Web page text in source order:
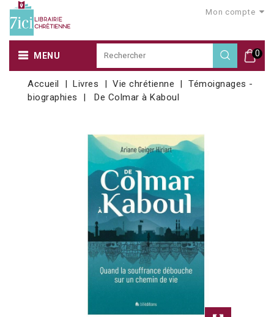
Mon compte
0
MENU
Accueil Livres Vie chrétienne
Témoignages -
biographies
De Colmar à Kaboul